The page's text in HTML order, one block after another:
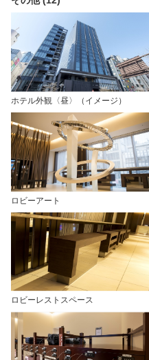
ホテル外観〈昼〉（イメージ）
ロビーアート
ロビーレストスペース